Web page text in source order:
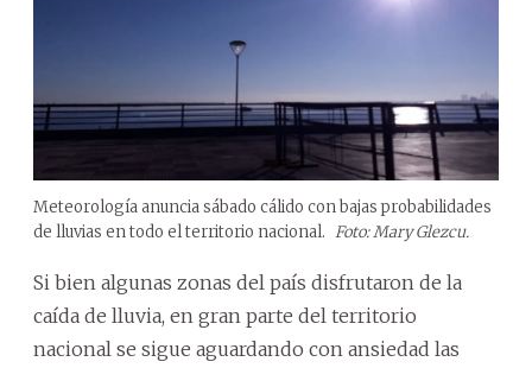
Meteorología anuncia sábado cálido con bajas probabilidades
de lluvias en todo el territorio nacional. Foto: Mary Glezcu.
Si bien algunas zonas del país disfrutaron de la
caída de lluvia, en gran parte del territorio
nacional se sigue aguardando con ansiedad las